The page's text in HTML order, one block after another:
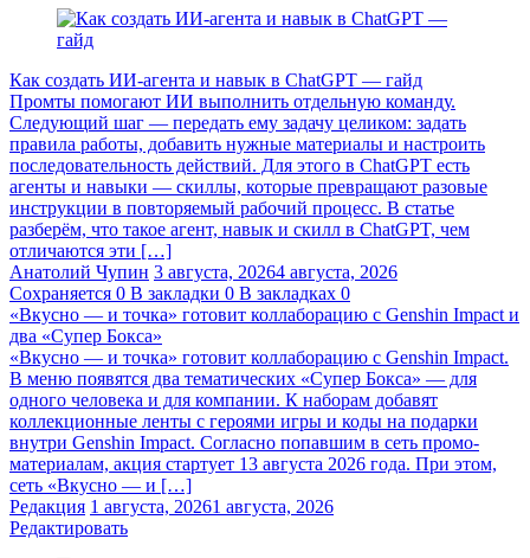
Как создать ИИ-агента и навык в ChatGPT — гайд
Промты помогают ИИ выполнить отдельную команду.
Следующий шаг — передать ему задачу целиком: задать
правила работы, добавить нужные материалы и настроить
последовательность действий. Для этого в ChatGPT есть
агенты и навыки — скиллы, которые превращают разовые
инструкции в повторяемый рабочий процесс. В статье
разберём, что такое агент, навык и скилл в ChatGPT, чем
отличаются эти […]
Анатолий Чупин 3 августа, 20264 августа, 2026
Сохраняется 0 В закладки 0 В закладках 0
«Вкусно — и точка» готовит коллаборацию с Genshin Impact и
два «Супер Бокса»
«Вкусно — и точка» готовит коллаборацию с Genshin Impact.
В меню появятся два тематических «Супер Бокса» — для
одного человека и для компании. К наборам добавят
коллекционные ленты с героями игры и коды на подарки
внутри Genshin Impact. Согласно попавшим в сеть промо-
материалам, акция стартует 13 августа 2026 года. При этом,
сеть «Вкусно — и […]
Редакция 1 августа, 20261 августа, 2026
Редактировать